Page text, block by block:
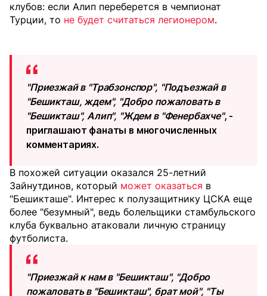
клубов: если Алип переберется в чемпионат
Турции, то не будет считаться легионером.
"Приезжай в "Трабзонспор", "Подъезжай в
"Бешикташ, ждем", "Добро пожаловать в
"Бешикташ", Алип", "Ждем в "Фенербахче", -
приглашают фанаты в многочисленных
комментариях.
В похожей ситуации оказался 25-летний
Зайнутдинов, который может оказаться в
"Бешикташе". Интерес к полузащитнику ЦСКА еще
более "безумный", ведь болельщики стамбульского
клуба буквально атаковали личную страницу
футболиста.
"Приезжай к нам в "Бешикташ", "Добро
пожаловать в "Бешикташ", брат мой", "Ты